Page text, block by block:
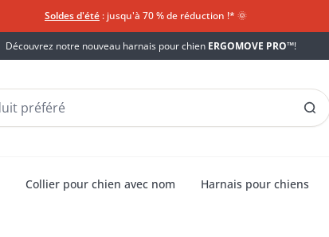
Soldes d'été : jusqu'à 70 % de réduction !*​ 🌞
Découvrez notre nouveau harnais pour chien ERGOMOVE PRO™!
Collier pour chien avec nom
Harnais pour chiens